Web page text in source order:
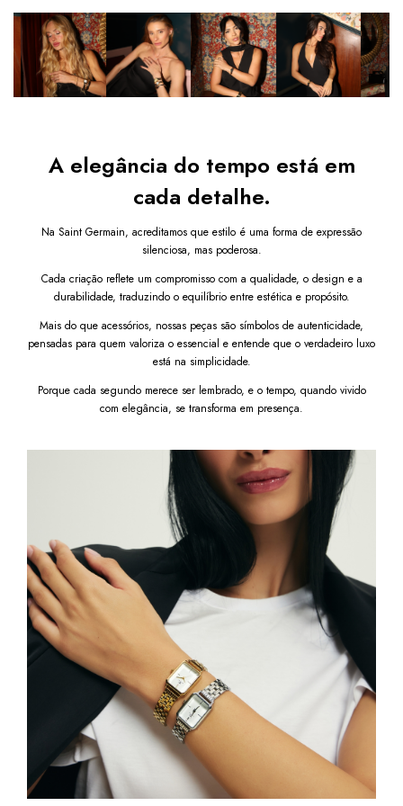
Diferenciais do produto:
Design retangularmoderno e elegante
Pulseira prateada comacabamento refinado
Leveza que oferececonforto o dia inteiro
Visual versátilque complementa looks casuais e
Por que comprar este Relógio Feminino Retangular
Octavia Prata 19mm?
Este modelo oferece umequilíbrio perfeito entre
elegância feminina e praticidade diária.
Seu design
minimalistase adapta facilmente a diferentes estilos,
conferindo sofisticação discreta sem pesar no pulso. A
bateria já instalada garante conveniência desde o primeiro
uso, fazendo do Octaviaa escolha ideal para mulheres
que valorizam estilo e funcionalidade.
Garanta já o seu Relógio Feminino Retangular Octavia
Prata 19mm e destaque seu visual com sofisticação e
Após a confirmação de compra, a nota
A elegância do tempo está em
cada detalhe.
Na Saint Germain, acreditamos que estilo é uma forma de expressão
silenciosa, mas poderosa.
Cada criação reflete um compromisso com a qualidade, o design e a
durabilidade, traduzindo o equilíbrio entre estética e propósito.
Mais do que acessórios, nossas peças são símbolos de autenticidade,
pensadas para quem valoriza o essencial e entende que o verdadeiro luxo
está na simplicidade.
Porque cada segundo merece ser lembrado, e o tempo, quando vivido
com elegância, se transforma em presença.